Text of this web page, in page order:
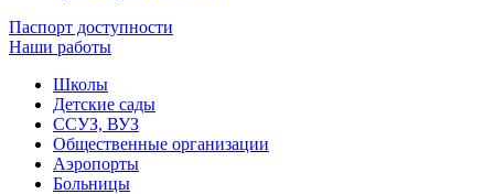
Паспорт доступности
Наши работы
Школы
Детские сады
ССУЗ, ВУЗ
Общественные организации
Аэропорты
Больницы